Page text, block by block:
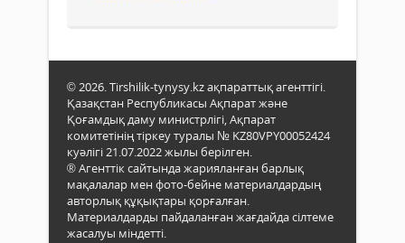
© 2026. Tirshilik-tynysy.kz ақпараттық агенттігі.
Қазақстан Республикасы Ақпарат және
Қоғамдық даму министрлігі, Ақпарат
комитетінің тіркеу туралы № KZ80VPY00052424
куәлігі 21.07.2022 жылы берілген.
® Агенттік сайтында жарияланған барлық
мақалалар мен фото-бейне материалдардың
авторлық құқықтары қорғалған.
Материалдарды пайдаланған жағдайда сілтеме
жасалуы міндетті.